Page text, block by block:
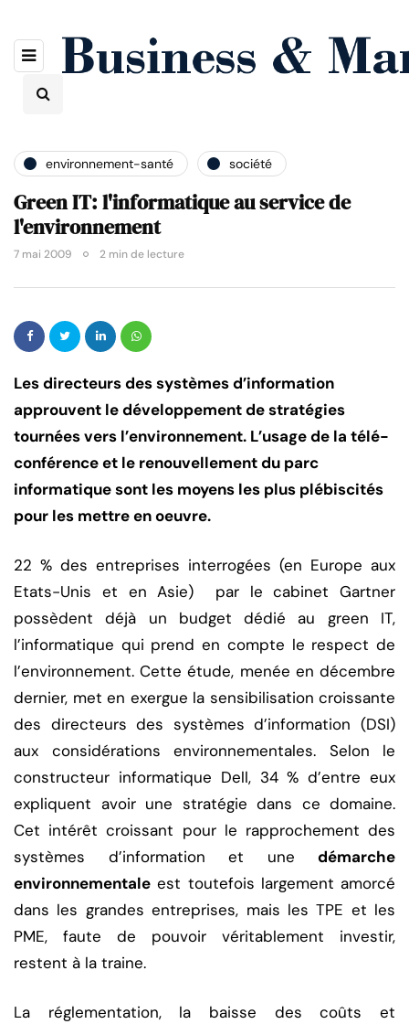
environnement-santé société
Green IT: l'informatique au service de
l'environnement
7 mai 2009 2 min de lecture
Les directeurs des systèmes d’information
approuvent le développement de stratégies
tournées vers l’environnement. L’usage de la télé-
conférence et le renouvellement du parc
informatique sont les moyens les plus plébiscités
pour les mettre en oeuvre.
22 % des entreprises interrogées (en Europe aux
Etats-Unis et en Asie) par le cabinet Gartner
possèdent déjà un budget dédié au green IT,
l’informatique qui prend en compte le respect de
l’environnement. Cette étude, menée en décembre
dernier, met en exergue la sensibilisation croissante
des directeurs des systèmes d’information (DSI)
aux considérations environnementales. Selon le
constructeur informatique Dell, 34 % d’entre eux
expliquent avoir une stratégie dans ce domaine.
Cet intérêt croissant pour le rapprochement des
systèmes d’information et une démarche
environnementale est toutefois largement amorcé
dans les grandes entreprises, mais les TPE et les
PME, faute de pouvoir véritablement investir,
restent à la traine.
La réglementation, la baisse des coûts et